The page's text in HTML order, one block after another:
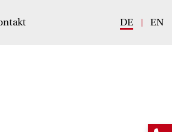
DE EN